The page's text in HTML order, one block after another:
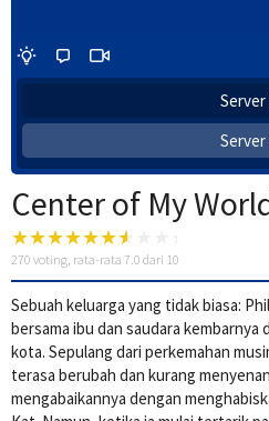
Server
Server
Center of My
270 voting, rata-rata 7.0 dari 10
Sebuah keluarga yang tidak biasa:
bersama ibu dan saudara
kota. Sepulang dari perkemahan
terasa berubah dan kurang
mengabaikannya dengan